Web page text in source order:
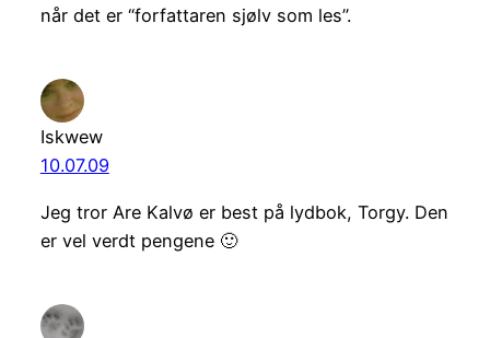
når det er “forfattaren sjølv som les”.
Iskwew
10.07.09
Jeg tror Are Kalvø er best på lydbok, Torgy. Den
er vel verdt pengene 🙂